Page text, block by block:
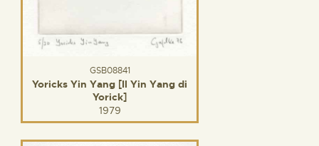
GSB08841
Yoricks Yin Yang [Il Yin Yang di
Yorick]
1979